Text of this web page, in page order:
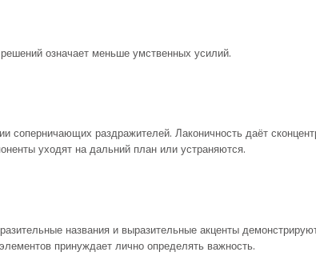
означает меньше умственных усилий.
соперничающих раздражителей. Лаконичность даёт
уходят на дальний план или устраняются.
названия и выразительные акценты
принуждает лично определять важность.